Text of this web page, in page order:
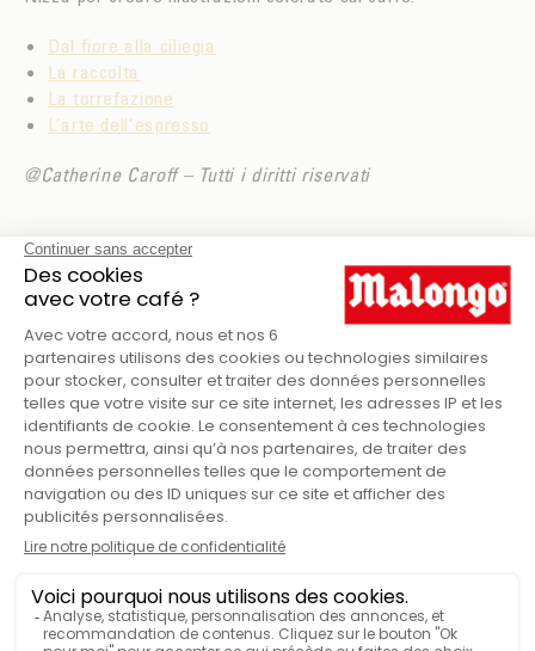
Dal fiore alla ciliegia
La raccolta
La torrefazione
L’arte dell’espresso
@Catherine Caroff – Tutti i diritti riservati